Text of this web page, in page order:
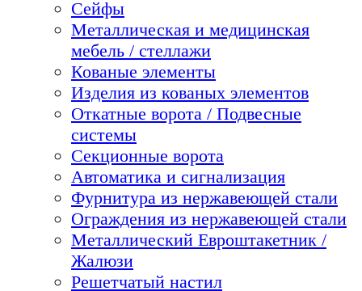
Сейфы
Металлическая и медицинская
мебель / стеллажи
Кованые элементы
Изделия из кованых элементов
Откатные ворота / Подвесные
системы
Секционные ворота
Автоматика и сигнализация
Фурнитура из нержавеющей стали
Ограждения из нержавеющей стали
Металлический Евроштакетник /
Жалюзи
Решетчатый настил